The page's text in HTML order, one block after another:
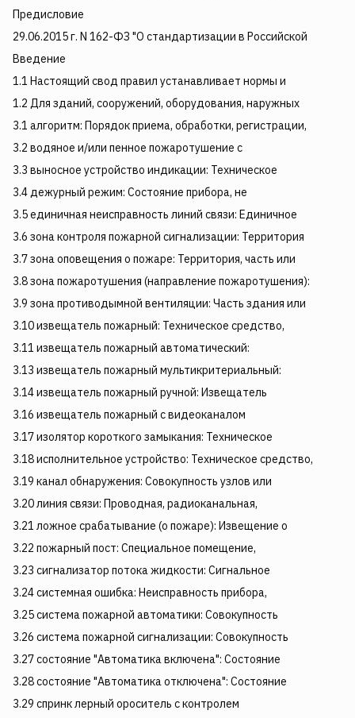
Предисловие
29.06.2015 г. N 162-ФЗ "О стандартизации в Российской
Введение
1.1 Настоящий свод правил устанавливает нормы и
1.2 Для зданий, сооружений, оборудования, наружных
3.1 алгоритм: Порядок приема, обработки, регистрации,
3.2 водяное и/или пенное пожаротушение с
3.3 выносное устройство индикации: Техническое
3.4 дежурный режим: Состояние прибора, не
3.5 единичная неисправность линий связи: Единичное
3.6 зона контроля пожарной сигнализации: Территория
3.7 зона оповещения о пожаре: Территория, часть или
3.8 зона пожаротушения (направление пожаротушения):
3.9 зона противодымной вентиляции: Часть здания или
3.10 извещатель пожарный: Техническое средство,
3.11 извещатель пожарный автоматический:
3.13 извещатель пожарный мультикритериальный:
3.14 извещатель пожарный ручной: Извещатель
3.16 извещатель пожарный с видеоканалом
3.17 изолятор короткого замыкания: Техническое
3.18 исполнительное устройство: Техническое средство,
3.19 канал обнаружения: Совокупность узлов или
3.20 линия связи: Проводная, радиоканальная,
3.21 ложное срабатывание (о пожаре): Извещение о
3.22 пожарный пост: Специальное помещение,
3.23 сигнализатор потока жидкости: Сигнальное
3.24 системная ошибка: Неисправность прибора,
3.25 система пожарной автоматики: Совокупность
3.26 система пожарной сигнализации: Совокупность
3.27 состояние "Автоматика включена": Состояние
3.28 состояние "Автоматика отключена": Состояние
3.29 спринк лерный ороситель с контролем